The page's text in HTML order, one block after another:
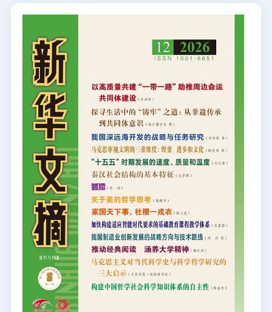
龙须菜GWAS关联位点对线性生长的调控》）的重要研究成
果，首次将全基因组关联分析（GWAS）获得的遗传变异信
（Gracilariopsis lemaneiformis）是我国重要的大型经济红
藻，其线性生长速率直接影响生物量累积与养殖效益，但对
其遗传调控机制长期缺乏深入认识。课题组前期GWAS研究
发现，未知基因LXC001294中的一个非同义单核苷酸多态性
（SNP，Gln672Lys）与龙须菜线性生长速率显著相关。通
过ChIP-seq、RNA-seq、酵母单杂交、双荧光素酶报告系
统、E